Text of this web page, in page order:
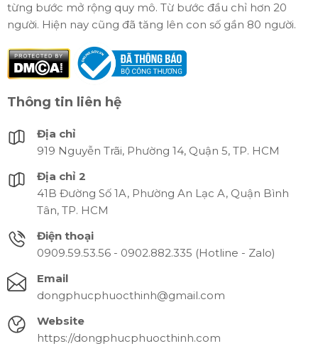
từng bước mở rộng quy mô. Từ bước đầu chỉ hơn 20
người. Hiện nay cũng đã tăng lên con số gần 80 người.
Thông tin liên hệ
Địa chỉ
919 Nguyễn Trãi, Phường 14, Quận 5, TP. HCM
Địa chỉ 2
41B Đường Số 1A, Phường An Lạc A, Quận Bình
Tân, TP. HCM
Điện thoại
0909.59.53.56 - 0902.882.335 (Hotline - Zalo)
Email
dongphucphuocthinh@gmail.com
Website
https://dongphucphuocthinh.com